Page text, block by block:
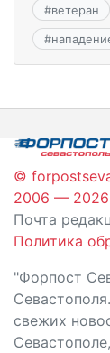
#ветеран
#
©
2006 — 2026
Почта
Политика
"Форпост
свежих